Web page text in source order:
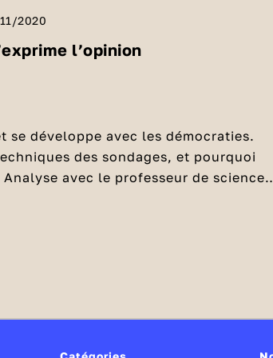
2020
l’opinion
se développe avec les démocraties.
des sondages, et pourquoi
avec le professeur de sciences
d’idées, de jugements partagés au
thèmes divers et à un moment donné.
est celle d'une minorité